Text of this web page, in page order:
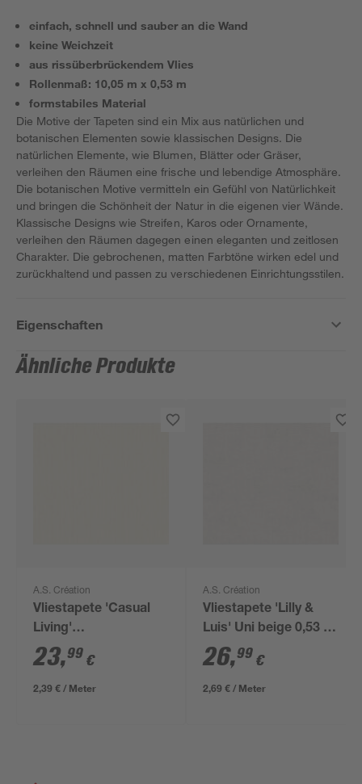
einfach, schnell und sauber an die Wand
keine Weichzeit
aus rissüberbrückendem Vlies
Rollenmaß: 10,05 m x 0,53 m
formstabiles Material
Die Motive der Tapeten sind ein Mix aus natürlichen und
botanischen Elementen sowie klassischen Designs. Die
natürlichen Elemente, wie Blumen, Blätter oder Gräser,
verleihen den Räumen eine frische und lebendige Atmosphäre.
Die botanischen Motive vermitteln ein Gefühl von Natürlichkeit
und bringen die Schönheit der Natur in die eigenen vier Wände.
Klassische Designs wie Streifen, Karos oder Ornamente,
verleihen den Räumen dagegen einen eleganten und zeitlosen
Charakter. Die gebrochenen, matten Farbtöne wirken edel und
zurückhaltend und passen zu verschiedenen Einrichtungsstilen.
Eigenschaften
Ähnliche Produkte
A.S. Création
Vliestapete 'Casual
Living'
Streifenstruktur
beige/creme 0,53 x
10,05 m
23,99 €
2,39 € / Meter
A.S. Création
Vliestapete 'Lilly &
Luis' Uni beige 0,53 x
10,05 m
26,99 €
2,69 € / Meter